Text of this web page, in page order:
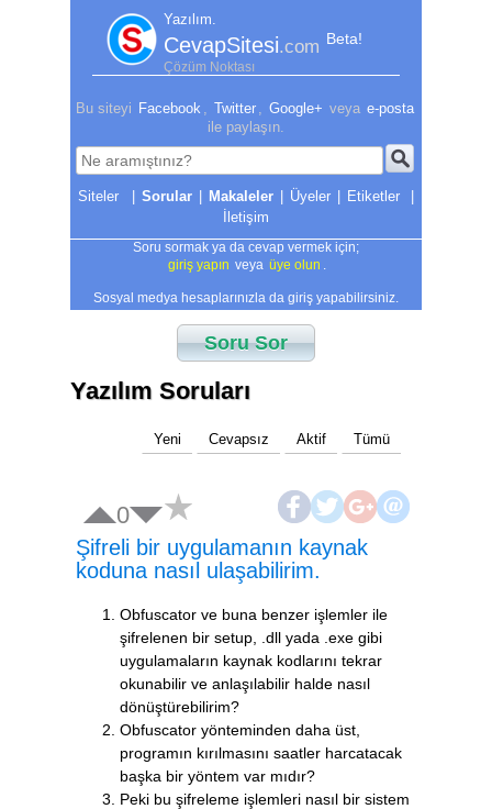
Yazılım.
CevapSitesi.com Beta!
Çözüm Noktası
Bu siteyi Facebook Twitter Google+ veya e-posta
ile paylaşın.
| Sorular | Makaleler | Üyeler | Etiketler
|
İletişim
Soru sormak ya da cevap vermek için;
giriş yapın veya üye olun
Sosyal medya hesaplarınızla da giriş yapabilirsiniz.
Soru Sor
Yazılım Soruları
Yeni Cevapsız Aktif Tümü
0
Şifreli bir uygulamanın kaynak
koduna nasıl ulaşabilirim.
Obfuscator ve buna benzer işlemler ile
şifrelenen bir setup, .dll yada .exe gibi
uygulamaların kaynak kodlarını tekrar
okunabilir ve anlaşılabilir halde nasıl
dönüştürebilirim?
Obfuscator yönteminden daha üst,
programın kırılmasını saatler harcatacak
başka bir yöntem var mıdır?
Peki bu şifreleme işlemleri nasıl bir sistem